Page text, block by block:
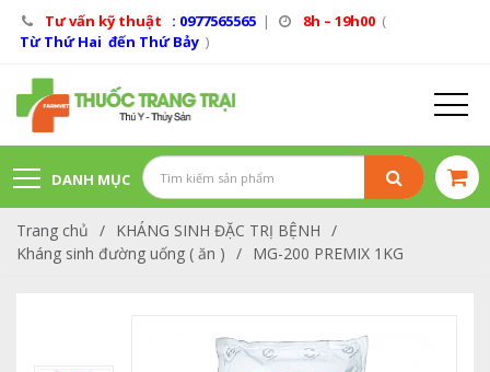
Tư vấn kỹ thuật : 0977565565 | 8h – 19h00 (
Từ Thứ Hai đến Thứ Bảy )
DANH MỤC
SẢN PHẨM
Trang chủ / KHÁNG SINH ĐẶC TRỊ BỆNH /
Kháng sinh đường uống ( ăn ) / MG-200 PREMIX 1KG